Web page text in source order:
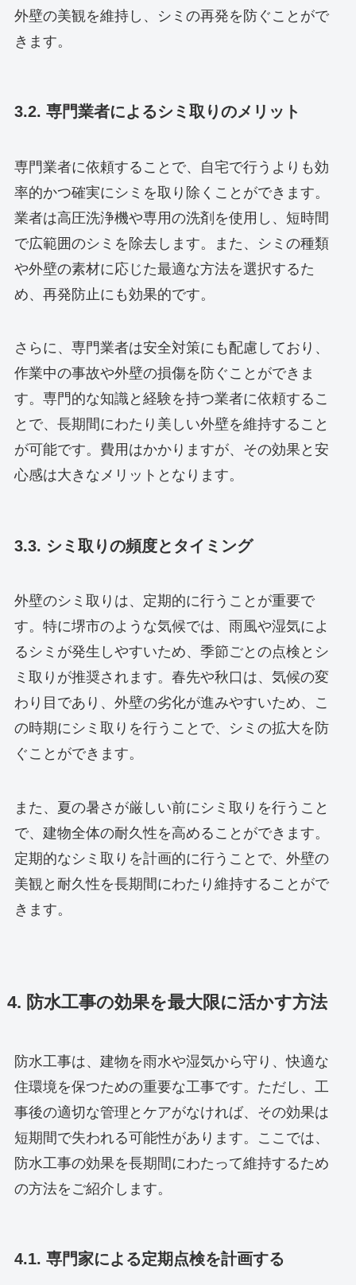
外壁の美観を維持し、シミの再発を防ぐことがで
きます。
3.2. 専門業者によるシミ取りのメリット
専門業者に依頼することで、自宅で行うよりも効
率的かつ確実にシミを取り除くことができます。
業者は高圧洗浄機や専用の洗剤を使用し、短時間
で広範囲のシミを除去します。また、シミの種類
や外壁の素材に応じた最適な方法を選択するた
め、再発防止にも効果的です。
さらに、専門業者は安全対策にも配慮しており、
作業中の事故や外壁の損傷を防ぐことができま
す。専門的な知識と経験を持つ業者に依頼するこ
とで、長期間にわたり美しい外壁を維持すること
が可能です。費用はかかりますが、その効果と安
心感は大きなメリットとなります。
3.3. シミ取りの頻度とタイミング
外壁のシミ取りは、定期的に行うことが重要で
す。特に堺市のような気候では、雨風や湿気によ
るシミが発生しやすいため、季節ごとの点検とシ
ミ取りが推奨されます。春先や秋口は、気候の変
わり目であり、外壁の劣化が進みやすいため、こ
の時期にシミ取りを行うことで、シミの拡大を防
ぐことができます。
また、夏の暑さが厳しい前にシミ取りを行うこと
で、建物全体の耐久性を高めることができます。
定期的なシミ取りを計画的に行うことで、外壁の
美観と耐久性を長期間にわたり維持することがで
きます。
4. 防水工事の効果を最大限に活かす方法
防水工事は、建物を雨水や湿気から守り、快適な
住環境を保つための重要な工事です。ただし、工
事後の適切な管理とケアがなければ、その効果は
短期間で失われる可能性があります。ここでは、
防水工事の効果を長期間にわたって維持するため
の方法をご紹介します。
4.1. 専門家による定期点検を計画する